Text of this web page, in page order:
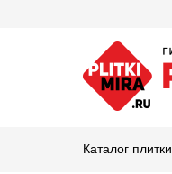
Каталог плитки